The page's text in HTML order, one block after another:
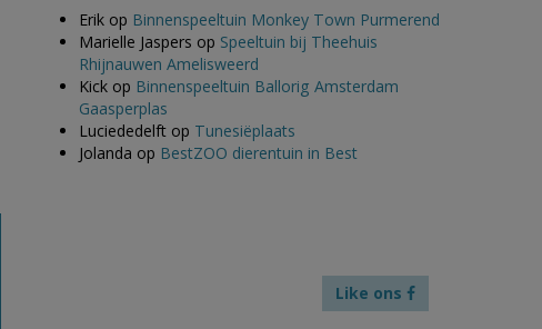
Erik op Binnenspeeltuin Monkey Town Purmerend
Marielle Jaspers op Speeltuin bij Theehuis
Rhijnauwen Amelisweerd
Kick op Binnenspeeltuin Ballorig Amsterdam
Gaasperplas
Luciededelft op Tunesiëplaats
Jolanda op BestZOO dierentuin in Best
Like ons